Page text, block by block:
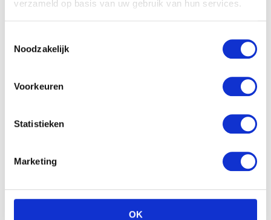
verzameld op basis van uw gebruik van hun services.
Noodzakelijk
Voorkeuren
Statistieken
Marketing
OK
Nijntje Sailor Knuffel 32cm